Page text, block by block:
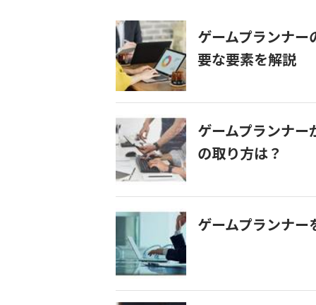
ゲームプランナー
要な要素を解説
ゲームプランナー
の取り方は？
ゲームプランナー